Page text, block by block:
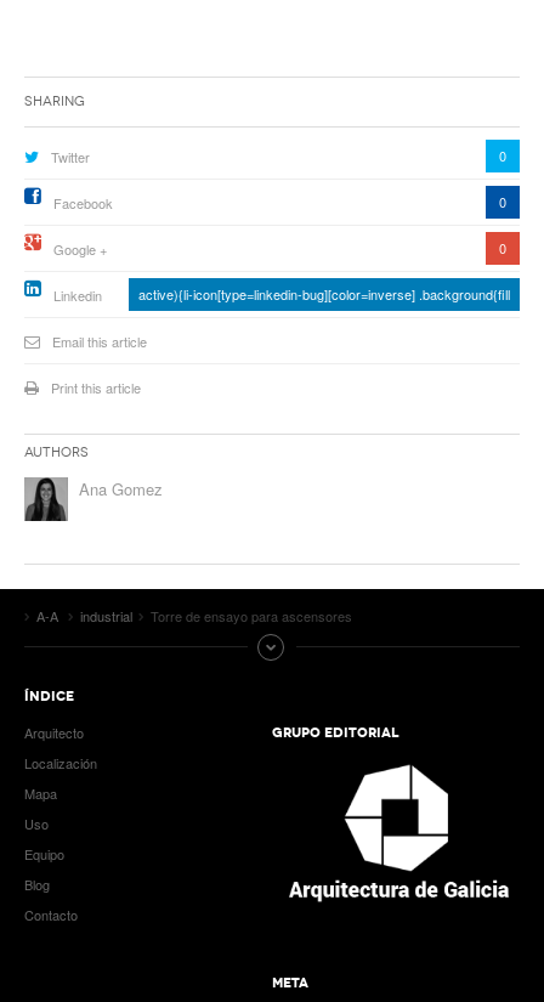
Sharing
Twitter 0
Facebook 0
Google + 0
Linkedin active){li-icon[type=linkedin-bug][color=inverse] .background{fill
Email this article
Print this article
Authors
Ana Gomez
A-A industrial Torre de ensayo para ascensores
ÍNDICE
Arquitecto
Localización
Mapa
Uso
Equipo
Blog
Contacto
GRUPO EDITORIAL
META